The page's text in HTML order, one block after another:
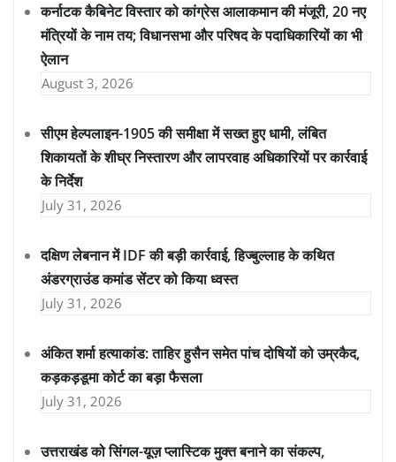
कर्नाटक कैबिनेट विस्तार को कांग्रेस आलाकमान की मंजूरी, 20 नए
मंत्रियों के नाम तय; विधानसभा और परिषद के पदाधिकारियों का भी
ऐलान
August 3, 2026
सीएम हेल्पलाइन-1905 की समीक्षा में सख्त हुए धामी, लंबित
शिकायतों के शीघ्र निस्तारण और लापरवाह अधिकारियों पर कार्रवाई
के निर्देश
July 31, 2026
दक्षिण लेबनान में IDF की बड़ी कार्रवाई, हिज्बुल्लाह के कथित
अंडरग्राउंड कमांड सेंटर को किया ध्वस्त
July 31, 2026
अंकित शर्मा हत्याकांड: ताहिर हुसैन समेत पांच दोषियों को उम्रकैद,
कड़कड़डूमा कोर्ट का बड़ा फैसला
July 31, 2026
उत्तराखंड को सिंगल-यूज़ प्लास्टिक मुक्त बनाने का संकल्प,